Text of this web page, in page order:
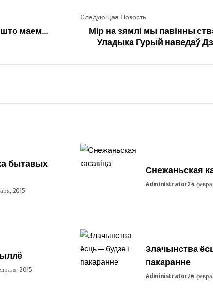
што маем…
Следующая Новость
Мір на зямлі мы павінны
Уладыка Гурый наведаў
бытавых
2015
Снежаньская
Administrator24
2015
Злачынства
пакаранне
Administrator26